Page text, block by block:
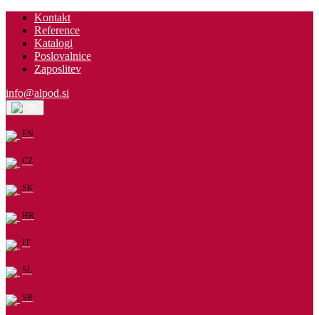
Kontakt
Reference
Katalogi
Poslovalnice
Zaposlitev
info@alpod.si
EN
CZ
SK
HR
IT
SL
SR